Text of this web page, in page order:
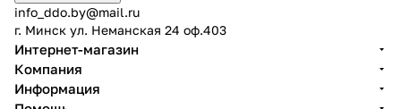
info_ddo.by@mail.ru
г. Минск ул. Неманская 24 оф.403
Интернет-магазин
Компания
Информация